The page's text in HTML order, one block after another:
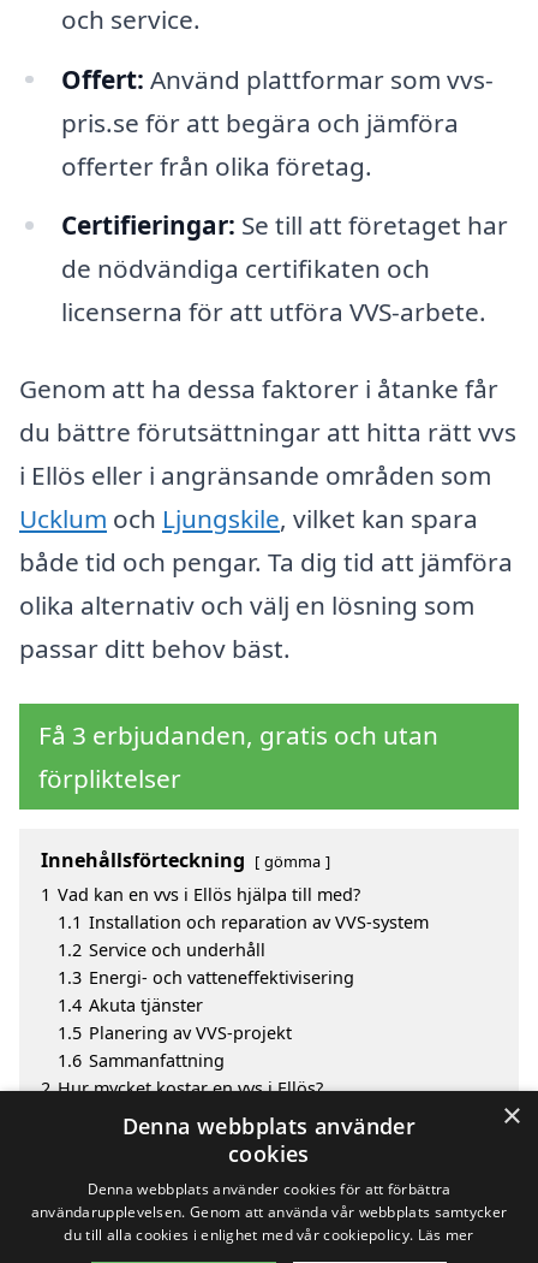
och service.
Offert: Använd plattformar som vvs-
pris.se för att begära och jämföra
offerter från olika företag.
Certifieringar: Se till att företaget har
de nödvändiga certifikaten och
licenserna för att utföra VVS-arbete.
Genom att ha dessa faktorer i åtanke får
du bättre förutsättningar att hitta rätt vvs
i Ellös eller i angränsande områden som
Ucklum och Ljungskile, vilket kan spara
både tid och pengar. Ta dig tid att jämföra
olika alternativ och välj en lösning som
passar ditt behov bäst.
Få 3 erbjudanden, gratis och utan
förpliktelser
Innehållsförteckning gömma
1 Vad kan en vvs i Ellös hjälpa till med?
1.1 Installation och reparation av VVS-system
1.2 Service och underhåll
1.3 Energi- och vatteneffektivisering
1.4 Akuta tjänster
1.5 Planering av VVS-projekt
1.6 Sammanfattning
2 Hur mycket kostar en vvs i Ellös?
Fördelar med att välja vvs i Ellös
Sök efter en skicklig vvs i de omgivande städerna
×
Denna webbplats använder
cookies
Denna webbplats använder cookies för att förbättra
användarupplevelsen. Genom att använda vår webbplats samtycker
du till alla cookies i enlighet med vår cookiepolicy. Läs mer